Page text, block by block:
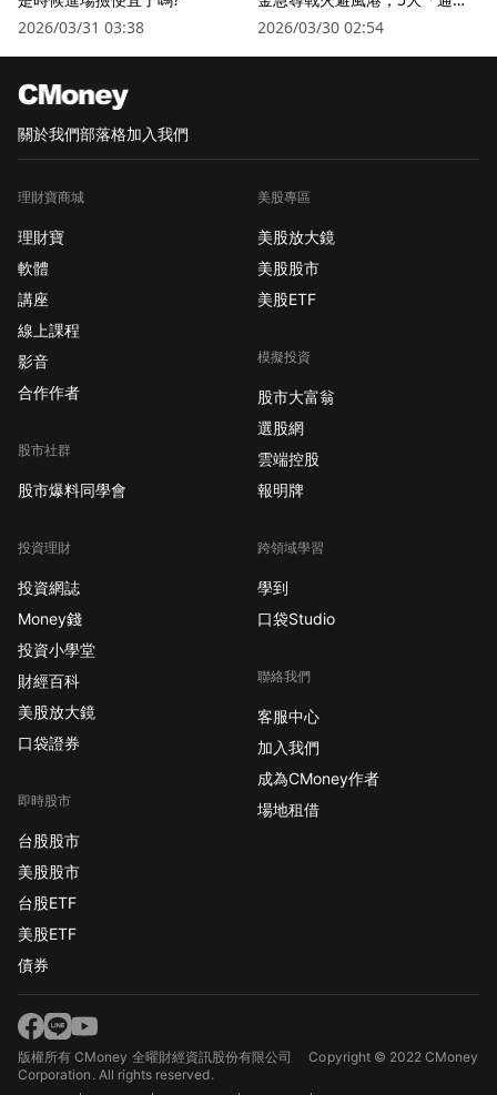
2026/03/31 03:38
衛星股」逆勢狂飆
2026/03/30 02:54
關於我們部落格加入我們
理財寶商城
理財寶
軟體
講座
線上課程
影音
合作作者
股市社群
股市爆料同學會
投資理財
投資網誌
Money錢
投資小學堂
財經百科
美股放大鏡
口袋證券
即時股市
台股股市
美股股市
台股ETF
美股ETF
債券
美股專區
美股放大鏡
美股股市
美股ETF
模擬投資
股市大富翁
選股網
雲端控股
報明牌
跨領域學習
學到
口袋Studio
聯絡我們
客服中心
加入我們
成為CMoney作者
場地租借
版權所有 CMoney 全曜財經資訊股份有限公司Copyright © 2022 CMoney
Corporation. All rights reserved.